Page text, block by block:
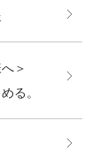
＞
る。